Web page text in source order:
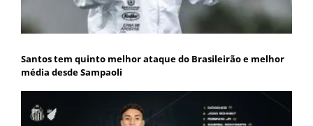
Santos tem quinto melhor ataque do Brasileirão e melhor
média desde Sampaoli